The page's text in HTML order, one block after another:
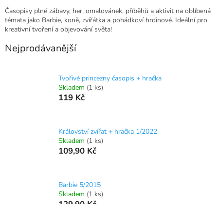
Časopisy plné zábavy, her, omalovánek, příběhů a aktivit na oblíbená
témata jako Barbie, koně, zvířátka a pohádkoví hrdinové. Ideální pro
kreativní tvoření a objevování světa!
Nejprodávanější
Tvořivé princezny časopis + hračka
Skladem (1 ks)
119 Kč
Království zvířat + hračka 1/2022
Skladem (1 ks)
109,90 Kč
Barbie 5/2015
Skladem (1 ks)